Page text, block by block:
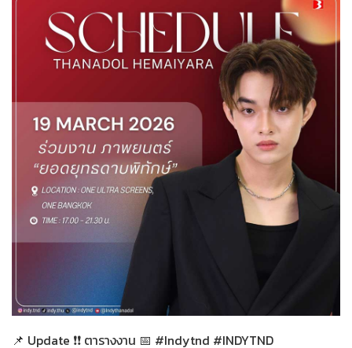
18-03-2569
📌 Update ❗❗ ตารางงาน 📅 #Indytnd #INDYTND